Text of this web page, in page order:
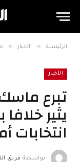
الرئيسية » الأخبار »
الأخبار
تبرع
يثير
انتخابات
بواسطة فريق